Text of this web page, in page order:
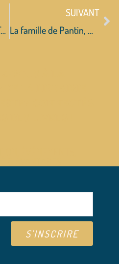
Le médecin de Cape Town, E.J. Levy
SUIVANT
La famille de Pantin, Michèle Fitoussi
S'INSCRIRE